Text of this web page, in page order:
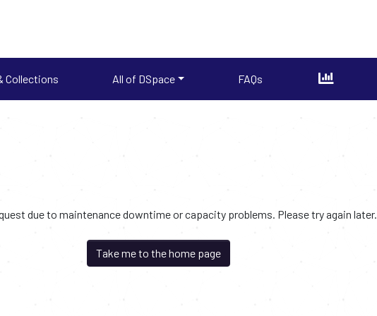
Collections All of DSpace FAQs
due to maintenance downtime or capacity problems. Please try again later.
Take me to the home page